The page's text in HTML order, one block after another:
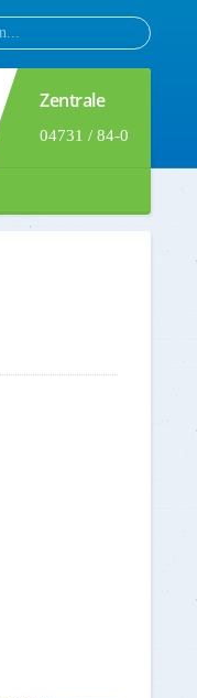
Zentrale
04731 / 84-0